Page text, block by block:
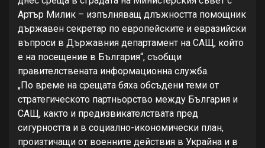
Артър Милик – изпълняващ длъжността помощник
държавен секретар по европейските и евразийски
въпроси в Държавния департамент на САЩ, който
е на посещение в България“, съобщи
правителствената информационна служба.
„По време на срещата бяха обсъдени теми от
стратегическото партньорство между България и
САЩ, както и предизвикателствата пред
сигурността и в социално-икономически план,
произтичащи от военните действия в Украйна и в